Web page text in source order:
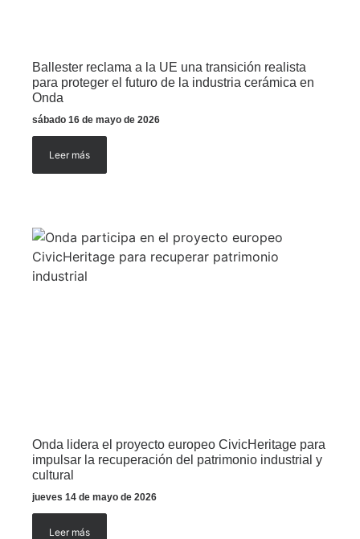
Ballester reclama a la UE una transición realista
para proteger el futuro de la industria cerámica en
Onda
sábado 16 de mayo de 2026
Leer más
Onda lidera el proyecto europeo CivicHeritage para
impulsar la recuperación del patrimonio industrial y
cultural
jueves 14 de mayo de 2026
Leer más